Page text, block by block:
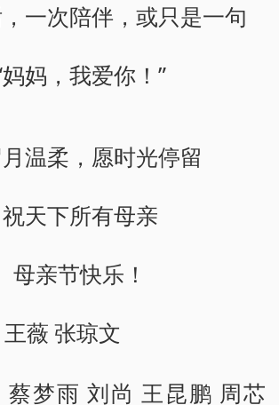
一次陪伴，或只是一句
妈妈，我爱你！”
温柔，愿时光停留
祝天下所有母亲
母亲节快乐！
薇 张琼文
蔡梦雨 刘尚 王昆鹏 周芯